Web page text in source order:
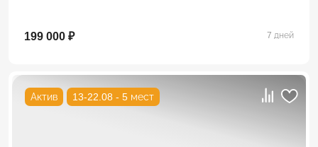
199 000 ₽ 7 дней
Актив 13-22.08 - 5 мест